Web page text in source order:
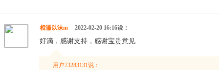
相濡以沫m 2022-02-20 16:16说：
好滴，感谢支持，感谢宝贵意见
用户73283131说：